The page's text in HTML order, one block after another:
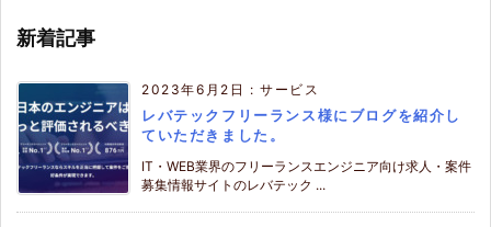
新着記事
2023年6月2日 :サービス
レバテックフリーランス様にブログを紹介し
ていただきました。
IT・WEB業界のフリーランスエンジニア向け求人・案件
募集情報サイトのレバテック ...